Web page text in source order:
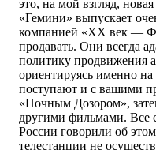
это, на мой взгляд,
«Гемини» выпускает
компанией «ХХ век —
продавать. Они всегда
политику продвижения
ориентируясь именно
поступают и с вашими
«Ночным Дозором»,
другими фильмами. Все
России говорили об
телестанции не